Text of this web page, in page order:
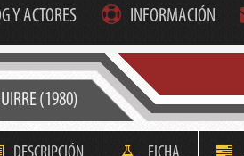
Y ACTORES INFORMACIÓN
(1980)